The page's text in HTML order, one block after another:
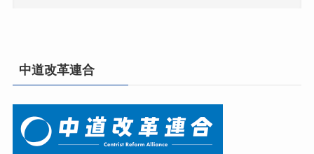
中道改革連合